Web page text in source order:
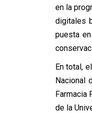
en la
digitales
puesta
En total,
Nacional
Farmacia
de la